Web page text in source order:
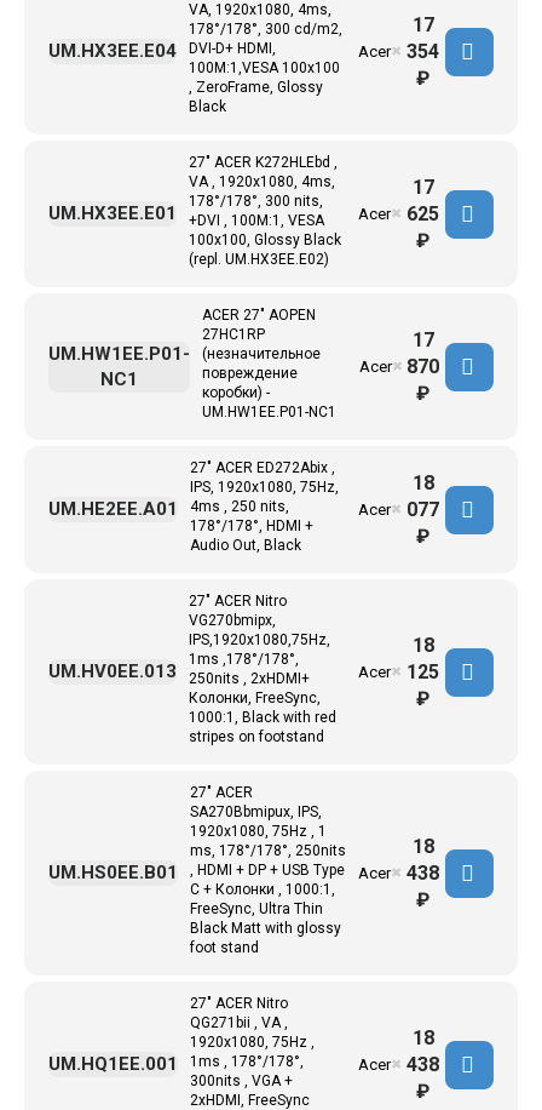
VA, 1920x1080, 4ms,
178°/178°, 300 cd/m2,
DVI-D+ HDMI,
100M:1,VESA 100x100
, ZeroFrame, Glossy
Black
Acer
UM.HX3EE.E04 ✖
17
354
₽
27" ACER K272HLEbd ,
VA , 1920x1080, 4ms,
178°/178°, 300 nits,
+DVI , 100M:1, VESA
100x100, Glossy Black
(repl. UM.HX3EE.E02)
Acer
UM.HX3EE.E01 ✖
17
625
₽
ACER 27" AOPEN
27HC1RP
(незначительное
повреждение
коробки) -
UM.HW1EE.P01-NC1
Acer
UM.HW1EE.P01-
NC1
✖
17
870
₽
27" ACER ED272Abix ,
IPS, 1920x1080, 75Hz,
4ms , 250 nits,
178°/178°, HDMI +
Audio Out, Black
Acer
UM.HE2EE.A01 ✖
18
077
₽
27" ACER Nitro
VG270bmipx,
IPS,1920x1080,75Hz,
1ms ,178°/178°,
250nits , 2xHDMI+
Колонки, FreeSync,
1000:1, Black with red
stripes on footstand
Acer
UM.HV0EE.013 ✖
18
125
₽
27" ACER
SA270Bbmipux, IPS,
1920x1080, 75Hz , 1
ms, 178°/178°, 250nits
, HDMI + DP + USB Type
C + Колонки , 1000:1,
FreeSync, Ultra Thin
Black Matt with glossy
foot stand
Acer
UM.HS0EE.B01 ✖
18
438
₽
27" ACER Nitro
QG271bii , VA ,
1920x1080, 75Hz ,
1ms , 178°/178°,
300nits , VGA +
2xHDMI, FreeSync
Acer
UM.HQ1EE.001 ✖
18
438
₽